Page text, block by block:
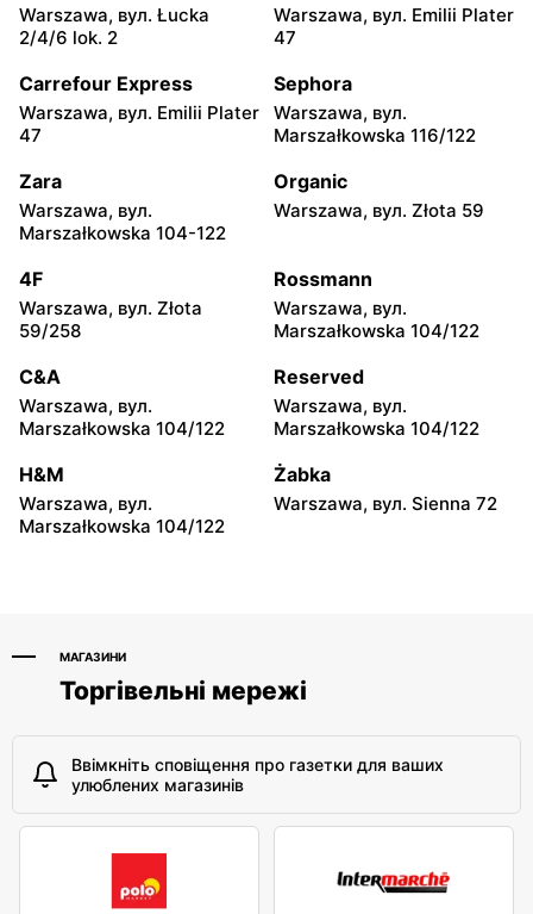
Deni Cler Deni Cler
Jagiellońska 39/47 lok.067
Deni Cler Deni Cler
Deni Cler
Rzeszów al. Józefa
Deni Cler
Deni Cler
Kraków, вул. Gen. Henryka
Deni Cler
Sosnowiec, вул. Orląt
Deni Cler
Katowice, вул. Chorzowska
Deni Cler
Kraków, вул. Św. Jana 2
Deni Cler
Opole, вул. pl. Mikołaja
Deni Cler
Warszawa, вул. Łucka
2/4/6 lok. 2
Warszawa, вул. Emilii Plater
47
Carrefour Express
Warszawa, вул. Emilii Plater
47
Sephora
Warszawa, вул.
Marszałkowska 116/122
Zara
Warszawa, вул.
Marszałkowska 104-122
Organic
Warszawa, вул. Złota 59
4F
Warszawa, вул. Złota
59/258
Rossmann
Warszawa, вул.
Marszałkowska 104/122
C&A
Warszawa, вул.
Marszałkowska 104/122
Reserved
Warszawa, вул.
Marszałkowska 104/122
H&M
Warszawa, вул.
Marszałkowska 104/122
Żabka
Warszawa, вул. Sienna 72
МАГАЗИНИ
Торгівельні мережі
Ввімкніть сповіщення про газетки для ваших
улюблених магазинів